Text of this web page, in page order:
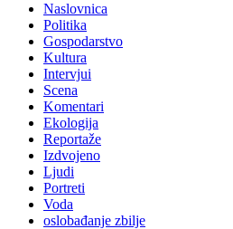
Naslovnica
Politika
Gospodarstvo
Kultura
Intervjui
Scena
Komentari
Ekologija
Reportaže
Izdvojeno
Ljudi
Portreti
Voda
oslobađanje zbilje